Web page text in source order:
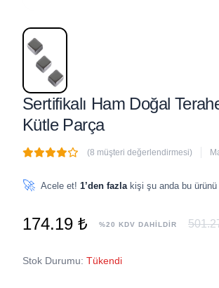
Sertifikalı Ham Doğal
Kütle Parça
(8 müşteri değerlendirmesi)
🚀 Acele et! 1’den fazla kişi şu anda bu ürünü
174.19 ₺ %20 KDV DAHİLDİR
Stok Durumu: Tükendi